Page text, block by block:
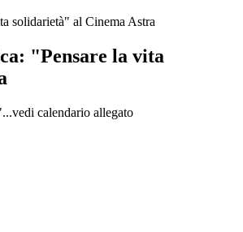
solidarietà" al Cinema Astra
"Pensare la vita
calendario allegato